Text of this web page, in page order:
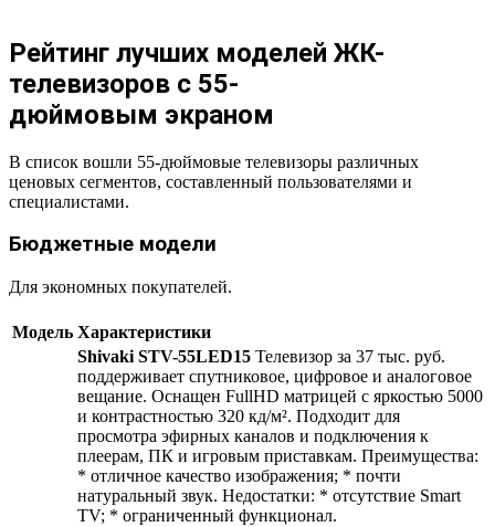
Рейтинг лучших моделей ЖК-
телевизоров с 55-
дюймовым экраном
В список вошли 55-дюймовые телевизоры различных
ценовых сегментов, составленный пользователями и
специалистами.
Бюджетные модели
Для экономных покупателей.
Модель Характеристики
Shivaki STV-55LED15 Телевизор за 37 тыс. руб.
поддерживает спутниковое, цифровое и аналоговое
вещание. Оснащен FullHD матрицей с яркостью 5000
и контрастностью 320 кд/м². Подходит для
просмотра эфирных каналов и подключения к
плеерам, ПК и игровым приставкам. Преимущества:
* отличное качество изображения; * почти
натуральный звук. Недостатки: * отсутствие Smart
TV; * ограниченный функционал.